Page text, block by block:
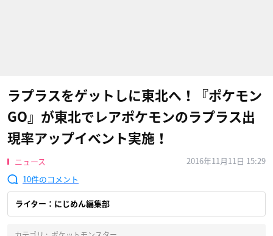
ラプラスをゲットしに東北へ！『ポケモン
GO』が東北でレアポケモンのラプラス出
現率アップイベント実施！
ニュース
2016年11月11日 15:29
10
ライター：にじめん編集部